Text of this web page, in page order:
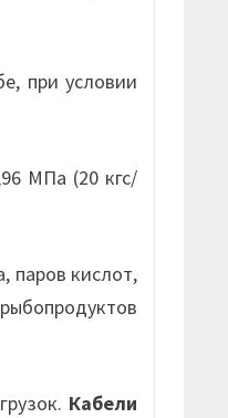
при условии
МПа (20 кгс/
паров кислот,
Кабели